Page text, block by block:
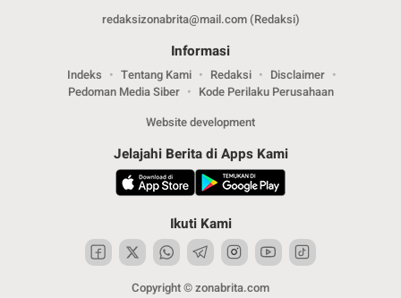
redaksizonabrita@mail.com (Redaksi)
Informasi
Indeks Tentang Kami Redaksi
Disclaimer
Pedoman Media Siber
Kode Perilaku Perusahaan
Website development
Jelajahi Berita di Apps Kami
Ikuti Kami
Copyright © zonabrita.com